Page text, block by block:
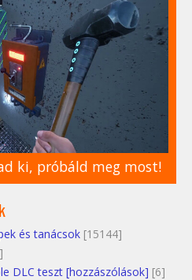
ki, próbáld meg most!
és tanácsok [15144]
DLC teszt [hozzászólások] [6]